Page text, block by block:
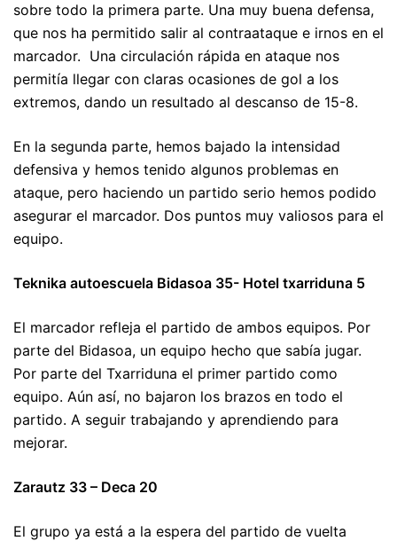
sobre todo la primera parte. Una muy buena defensa,
que nos ha permitido salir al contraataque e irnos en el
marcador. Una circulación rápida en ataque nos
permitía llegar con claras ocasiones de gol a los
extremos, dando un resultado al descanso de 15-8.
En la segunda parte, hemos bajado la intensidad
defensiva y hemos tenido algunos problemas en
ataque, pero haciendo un partido serio hemos podido
asegurar el marcador. Dos puntos muy valiosos para el
equipo.
Teknika autoescuela Bidasoa 35- Hotel txarriduna 5
El marcador refleja el partido de ambos equipos. Por
parte del Bidasoa, un equipo hecho que sabía jugar.
Por parte del Txarriduna el primer partido como
equipo. Aún así, no bajaron los brazos en todo el
partido. A seguir trabajando y aprendiendo para
mejorar.
Zarautz 33 – Deca 20
El grupo ya está a la espera del partido de vuelta